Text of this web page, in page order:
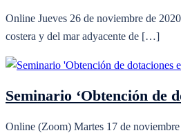
Online Jueves 26 de noviembre de
costera y del mar adyacente de […]
Seminario ‘Obtención de
Online (Zoom) Martes 17 de